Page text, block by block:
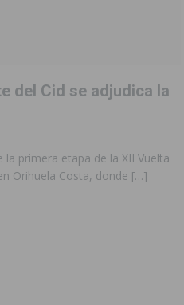
la CV
Las Colinas
del Cid se adjudica la
primera etapa de la XII Vuelta
Orihuela Costa, donde […]